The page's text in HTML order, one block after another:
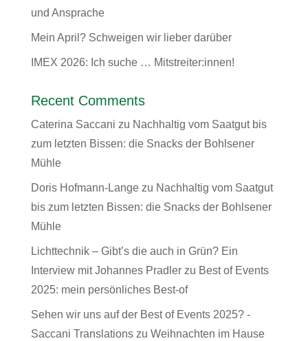
und Ansprache
Mein April? Schweigen wir lieber darüber
IMEX 2026: Ich suche … Mitstreiter:innen!
Recent Comments
Caterina Saccani zu Nachhaltig vom Saatgut bis
zum letzten Bissen: die Snacks der Bohlsener
Mühle
Doris Hofmann-Langezu Nachhaltig vom Saatgut
bis zum letzten Bissen: die Snacks der Bohlsener
Mühle
Lichttechnik – Gibt’s die auch in Grün? Ein
Interview mit Johannes Pradlerzu Best of Events
2025: mein persönliches Best-of
Sehen wir uns auf der Best of Events 2025? -
Saccani Translationszu Weihnachten im Hause